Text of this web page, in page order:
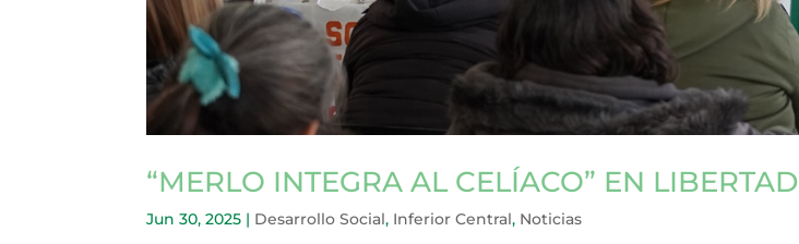
“MERLO INTEGRA AL CELÍACO” EN LIBERTAD
Jun 30, 2025 | Desarrollo Social, Inferior Central, Noticias